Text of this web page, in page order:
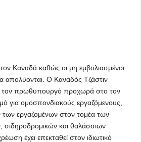
Καναδά καθώς οι μη εμβολιασμένοι
απολύονται. Ο Καναδός Τζάστιν
τον πρωθυπουργό προχωρά στο τον
για ομοσπονδιακούς εργαζόμενους,
εργαζομένων στον τομέα των
σιδηροδρομικών και θαλάσσιων
έχει επεκταθεί στον ιδιωτικό